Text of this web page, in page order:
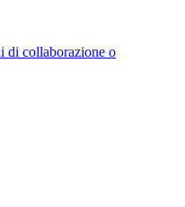
di collaborazione o